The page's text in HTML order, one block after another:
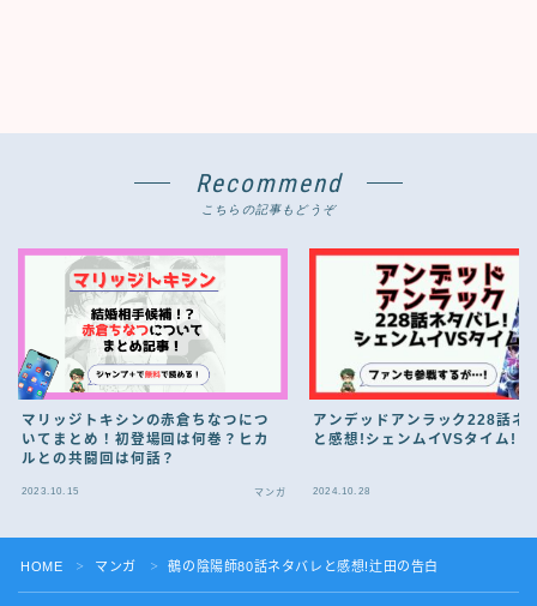
Recommend
こちらの記事もどうぞ
マリッジトキシンの赤倉ちなつにつ
いてまとめ！初登場回は何巻？ヒカ
ルとの共闘回は何話？
2023.10.15 マンガ
アンデッドアンラック228話ネ
と感想!シェンムイVSタイム!
2024.10.28
HOME ＞ マンガ ＞ 鵺の陰陽師80話ネタバレと感想!辻田の告白